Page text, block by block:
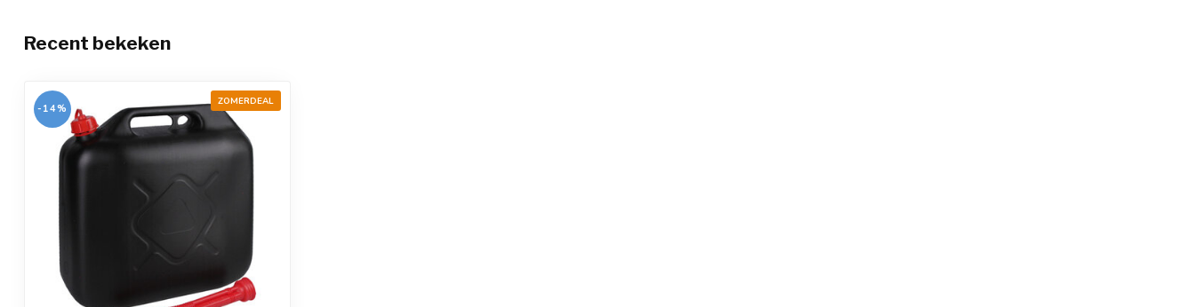
Opening inwendig
UN keurmerk
Foodgrade
Recent bekeken
ZOMERDEAL
-14%